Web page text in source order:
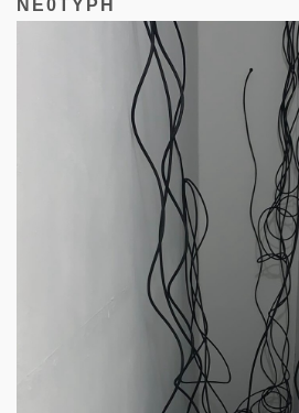
NE0TYPH